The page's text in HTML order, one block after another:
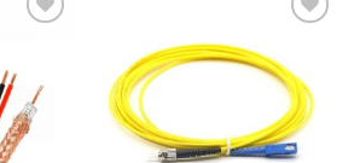
Add to
wishlist
Add to
wishlist